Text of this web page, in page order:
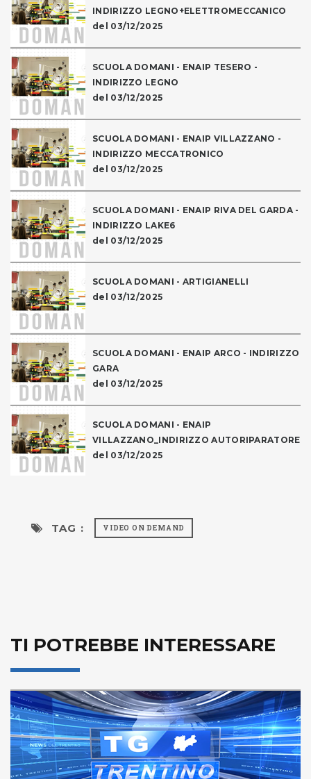
INDIRIZZO LEGNO+ELETTROMECCANICO
del 03/12/2025
SCUOLA DOMANI - ENAIP TESERO -
INDIRIZZO LEGNO
del 03/12/2025
SCUOLA DOMANI - ENAIP VILLAZZANO -
INDIRIZZO MECCATRONICO
del 03/12/2025
SCUOLA DOMANI - ENAIP RIVA DEL GARDA -
INDIRIZZO LAKE6
del 03/12/2025
SCUOLA DOMANI - ARTIGIANELLI
del 03/12/2025
SCUOLA DOMANI - ENAIP ARCO - INDIRIZZO
GARA
del 03/12/2025
SCUOLA DOMANI - ENAIP
VILLAZZANO_INDIRIZZO AUTORIPARATORE
del 03/12/2025
TAG : VIDEO ON DEMAND
TI POTREBBE INTERESSARE